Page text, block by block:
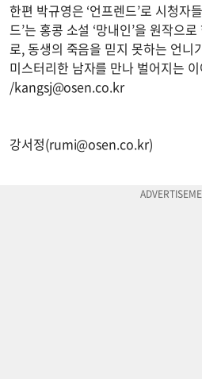
한편 박규영은 ‘언프렌드’로 시청자
드’는 홍콩 소설 ‘망내인’을 원작으
로, 동생의 죽음을 믿지 못하는 언니
미스터리한 남자를 만나 벌어지는
/kangsj@osen.co.kr
강서정(rumi@osen.co.kr)